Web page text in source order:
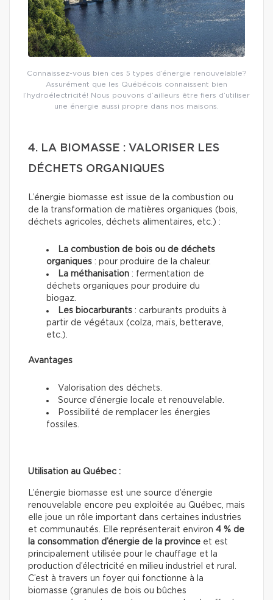
Connaissez-vous bien ces 5 types d’énergie renouvelable?
Assurément que les Québécois connaissent bien
l’hydroélectricité! Nous pouvons d’ailleurs être fiers d’utiliser
une énergie aussi propre dans nos maisons.
4. LA BIOMASSE : VALORISER LES
DÉCHETS ORGANIQUES
L’énergie biomasse est issue de la combustion ou
de la transformation de matières organiques (bois,
déchets agricoles, déchets alimentaires, etc.) :
La combustion de bois ou de déchets
organiques : pour produire de la chaleur.
La méthanisation : fermentation de
déchets organiques pour produire du
biogaz.
Les biocarburants : carburants produits à
partir de végétaux (colza, maïs, betterave,
etc.).
Avantages
Valorisation des déchets.
Source d’énergie locale et renouvelable.
Possibilité de remplacer les énergies
fossiles.
Utilisation au Québec :
L’énergie biomasse est une source d’énergie
renouvelable encore peu exploitée au Québec, mais
elle joue un rôle important dans certaines industries
et communautés. Elle représenterait environ 4 % de
la consommation d’énergie de la province et est
principalement utilisée pour le chauffage et la
production d’électricité en milieu industriel et rural.
C’est à travers un foyer qui fonctionne à la
biomasse (granules de bois ou bûches